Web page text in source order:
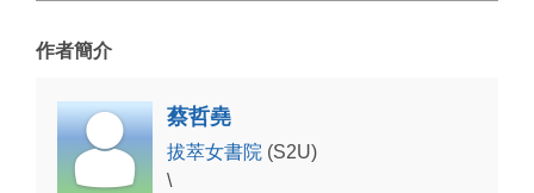
作者簡介
蔡哲堯
拔萃女書院 (S2U)
\